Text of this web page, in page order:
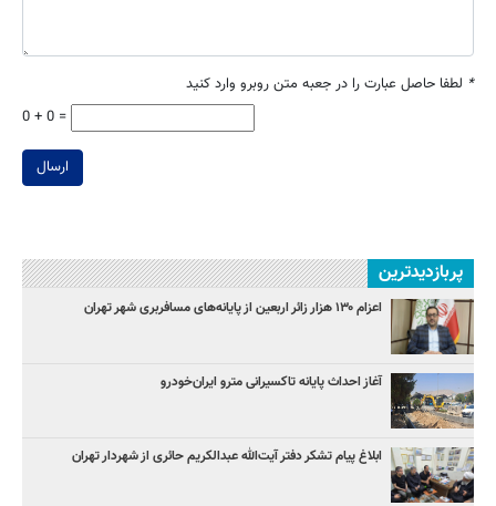
* لطفا حاصل عبارت را در جعبه متن روبرو وارد کنید
0 + 0 =
ارسال
پربازدیدترین
اعزام ۱۳۰ هزار زائر اربعین از پایانه‌های مسافربری شهر تهران
آغاز احداث پایانه تاکسیرانی مترو ایران‌خودرو
ابلاغ پیام تشکر دفتر آیت‌الله عبدالکریم حائری از شهردار تهران